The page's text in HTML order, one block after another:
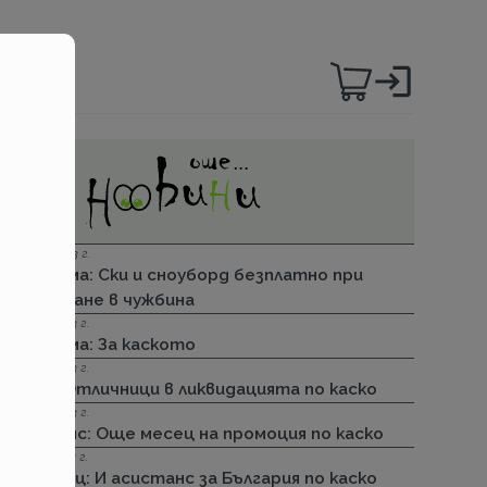
06.12.2023 г.
Групама: Ски и сноуборд безплатно при
пътуване в чужбина
27.04.2023 г.
Групама: За каското
31.03.2023 г.
ДЗИ: Отличници в ликвидацията по каско
31.03.2023 г.
Лев Инс: Още месец на промоция по каско
30.11.2022 г.
Армеец: И асистанс за България по каско